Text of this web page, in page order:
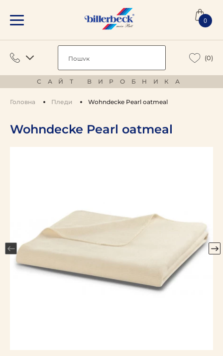
0
(0)
САЙТ ВИРОБНИКА
Головна Пледи Wohndecke Pearl oatmeal
Wohndecke Pearl oatmeal